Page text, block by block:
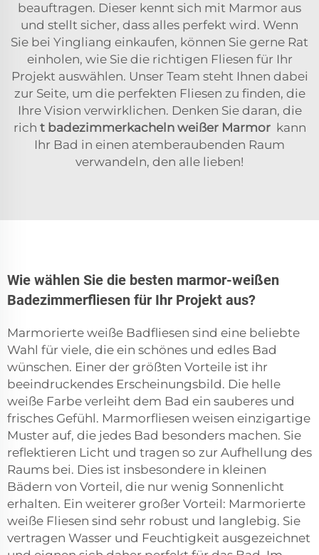
beauftragen. Dieser kennt sich mit Marmor aus
und stellt sicher, dass alles perfekt wird. Wenn
Sie bei Yingliang einkaufen, können Sie gerne Rat
einholen, wie Sie die richtigen Fliesen für Ihr
Projekt auswählen. Unser Team steht Ihnen dabei
zur Seite, um die perfekten Fliesen zu finden, die
Ihre Vision verwirklichen. Denken Sie daran, die
rich t badezimmerkacheln weißer Marmor kann
Ihr Bad in einen atemberaubenden Raum
verwandeln, den alle lieben!
Wie wählen Sie die besten marmor-weißen
Badezimmerfliesen für Ihr Projekt aus?
Marmorierte weiße Badfliesen sind eine beliebte
Wahl für viele, die ein schönes und edles Bad
wünschen. Einer der größten Vorteile ist ihr
beeindruckendes Erscheinungsbild. Die helle
weiße Farbe verleiht dem Bad ein sauberes und
frisches Gefühl. Marmorfliesen weisen einzigartige
Muster auf, die jedes Bad besonders machen. Sie
reflektieren Licht und tragen so zur Aufhellung des
Raums bei. Dies ist insbesondere in kleinen
Bädern von Vorteil, die nur wenig Sonnenlicht
erhalten. Ein weiterer großer Vorteil: Marmorierte
weiße Fliesen sind sehr robust und langlebig. Sie
vertragen Wasser und Feuchtigkeit ausgezeichnet